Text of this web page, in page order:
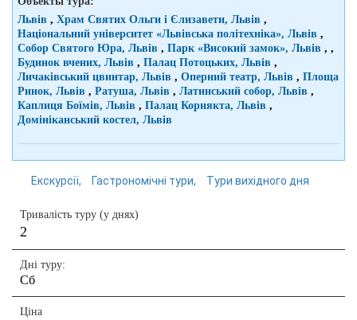
Львів , Храм Святих Ольги і Єлизавети, Львів ,
Національний університет «Львівська політехніка», Львів ,
Собор Святого Юра, Львів , Парк «Високий замок», Львів , ,
Будинок вчених, Львів , Палац Потоцьких, Львів ,
Личаківський цвинтар, Львів , Оперний театр, Львів , Площа
Ринок, Львів , Ратуша, Львів , Латинський собор, Львів ,
Каплиця Боїмів, Львів , Палац Корнякта, Львів ,
Домініканський костел, Львів
Екскурсії Гастрономічні тури Тури вихідного дня
Тривалість туру (у днях)
2
Дні туру:
Сб
Ціна